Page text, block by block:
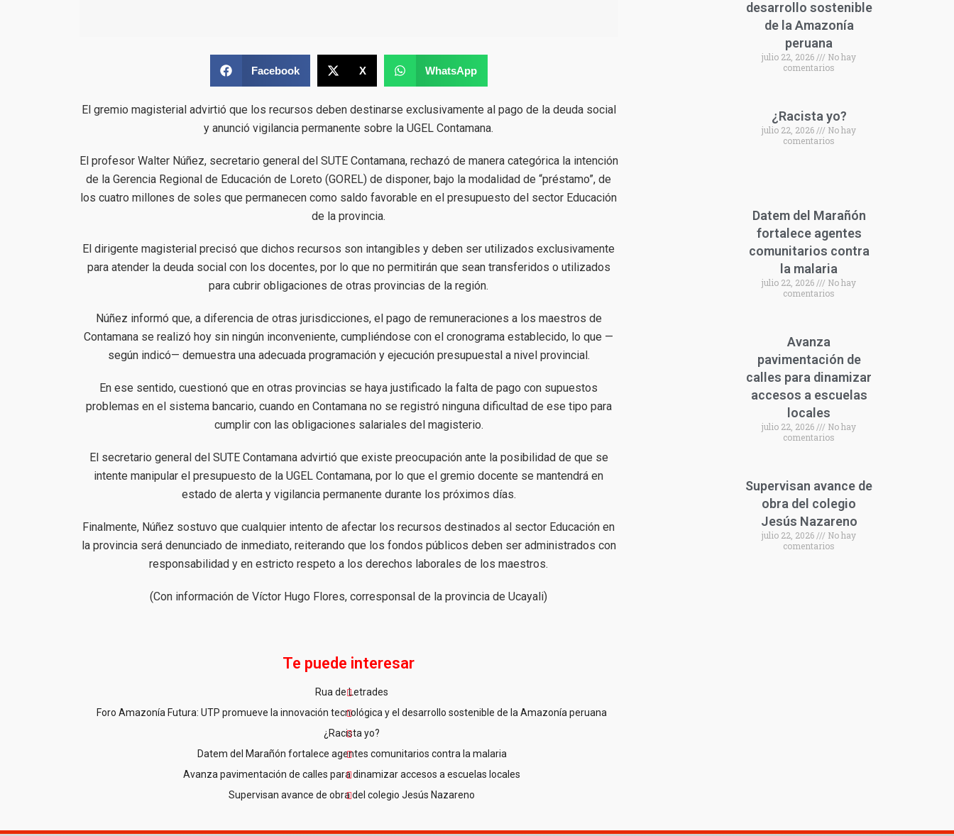
Facebook X WhatsApp
El gremio magisterial advirtió que los recursos deben destinarse exclusivamente al pago de la deuda social
y anunció vigilancia permanente sobre la UGEL Contamana.
El profesor Walter Núñez, secretario general del SUTE Contamana, rechazó de manera categórica la intención
de la Gerencia Regional de Educación de Loreto (GOREL) de disponer, bajo la modalidad de “préstamo”, de
los cuatro millones de soles que permanecen como saldo favorable en el presupuesto del sector Educación
de la provincia.
El dirigente magisterial precisó que dichos recursos son intangibles y deben ser utilizados exclusivamente
para atender la deuda social con los docentes, por lo que no permitirán que sean transferidos o utilizados
para cubrir obligaciones de otras provincias de la región.
Núñez informó que, a diferencia de otras jurisdicciones, el pago de remuneraciones a los maestros de
Contamana se realizó hoy sin ningún inconveniente, cumpliéndose con el cronograma establecido, lo que —
según indicó— demuestra una adecuada programación y ejecución presupuestal a nivel provincial.
En ese sentido, cuestionó que en otras provincias se haya justificado la falta de pago con supuestos
problemas en el sistema bancario, cuando en Contamana no se registró ninguna dificultad de ese tipo para
cumplir con las obligaciones salariales del magisterio.
El secretario general del SUTE Contamana advirtió que existe preocupación ante la posibilidad de que se
intente manipular el presupuesto de la UGEL Contamana, por lo que el gremio docente se mantendrá en
estado de alerta y vigilancia permanente durante los próximos días.
Finalmente, Núñez sostuvo que cualquier intento de afectar los recursos destinados al sector Educación en
la provincia será denunciado de inmediato, reiterando que los fondos públicos deben ser administrados con
responsabilidad y en estricto respeto a los derechos laborales de los maestros.
(Con información de Víctor Hugo Flores, corresponsal de la provincia de Ucayali)
Te puede interesar
Rua de Letrades
Foro Amazonía Futura: UTP promueve la innovación tecnológica y el desarrollo sostenible de la Amazonía peruana
¿Racista yo?
Datem del Marañón fortalece agentes comunitarios contra la malaria
Avanza pavimentación de calles para dinamizar accesos a escuelas locales
Supervisan avance de obra del colegio Jesús Nazareno
desarrollo sostenible
de la Amazonía
peruana
julio 22, 2026
No hay
comentarios
¿Racista yo?
julio 22, 2026
No hay
comentarios
Datem del Marañón
fortalece agentes
comunitarios contra
la malaria
julio 22, 2026
No hay
comentarios
Avanza
pavimentación de
calles para dinamizar
accesos a escuelas
locales
julio 22, 2026
No hay
comentarios
Supervisan avance de
obra del colegio
Jesús Nazareno
julio 22, 2026
No hay
comentarios